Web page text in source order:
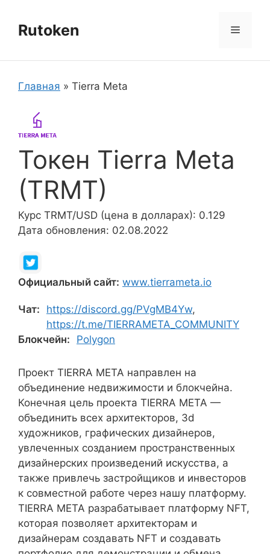
содержимому
Rutoken Меню
Главная » Tierra Meta
Токен Tierra Meta
(TRMT)
Курс TRMT/USD (цена в долларах): 0.129
Дата обновления: 02.08.2022
Официальный сайт: www.tierrameta.io
Чат: https://discord.gg/PVgMB4Yw,
https://t.me/TIERRAMETA_COMMUNITY
Блокчейн:
Polygon
Проект TIERRA META направлен на
объединение недвижимости и блокчейна.
Конечная цель проекта TIERRA META —
объединить всех архитекторов, 3d
художников, графических дизайнеров,
увлеченных созданием пространственных
дизайнерских произведений искусства, а
также привлечь застройщиков и инвесторов
к совместной работе через нашу платформу.
TIERRA META разрабатывает платформу NFT,
которая позволяет архитекторам и
дизайнерам создавать NFT и создавать